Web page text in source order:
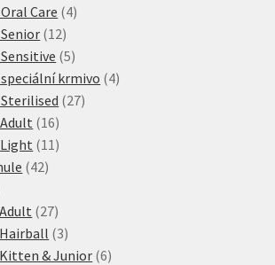
produkty
Care 44
1212
produktů
55
produktů
krmivo 44
2727
1616
produktů
11 11
4242
2727
produktů
33
produkty
& Junior 66